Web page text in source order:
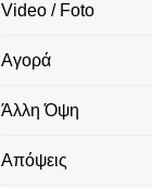
Video / Foto
Αγορά
Άλλη Όψη
Απόψεις